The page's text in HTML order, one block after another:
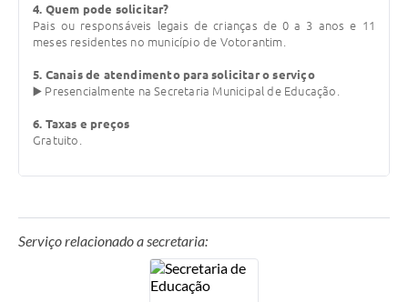
Contato
4. Quem pode solicitar?
Pais ou responsáveis legais de crianças de 0 a 3 anos e 11
meses residentes no município de Votorantim.
5. Canais de atendimento para solicitar o serviço
▶️ Presencialmente na Secretaria Municipal de Educação.
6. Taxas e preços
Gratuito.
Serviço relacionado a secretaria: